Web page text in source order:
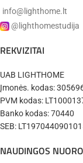
info@lighthome.lt
@lighthomestudija
REKVIZITAI
UAB LIGHTHOME
Įmonės. kodas:
PVM kodas:
Banko kodas: 70440
SEB:
NAUDINGOS